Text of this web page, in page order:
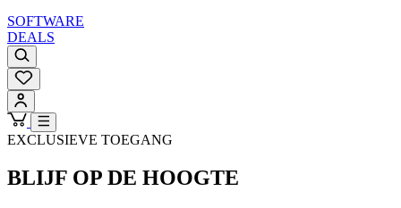
SOFTWARE
DEALS
EXCLUSIEVE TOEGANG
BLIJF OP DE HOOGTE